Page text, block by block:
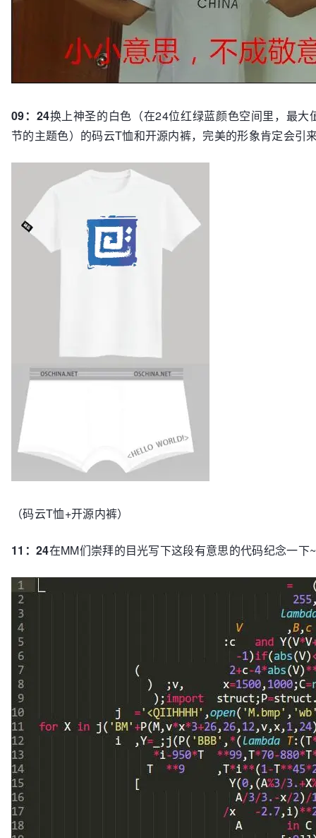
09：24换上神圣的白色（在24位红绿蓝颜色空间里，最
节的主题色）的码云T恤和开源内裤，完美的形象肯定会引
（码云T恤+开源内裤）
11：24在MM们崇拜的目光写下这段有意思的代码纪念一下~